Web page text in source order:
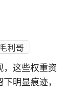
毛利哥
，这些权重资
明显痕迹，